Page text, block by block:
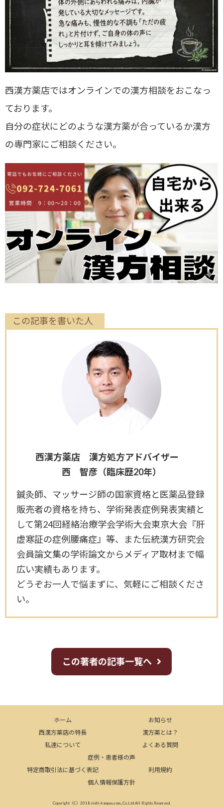
西漢方薬店ではオンラインでの漢方相談をおこなっ
ております。
自分の症状にどのような漢方薬が合っているか漢方
の専門家にご相談ください。
この記事を書いた人
西漢方薬店 漢方処方アドバイザー
西 智彦（臨床歴20年）
鍼灸師、マッサージ師の国家資格と医薬品登録
販売者の資格を持ち、学術発表症例発表実績と
して第24回経絡治療学会学術大会東京大会『肝
虚寒証の症例腰痛症』等、また伝統漢方研究会
会員論文集の学術論文からメディア取材まで幅
広い実績もあります。
どうぞお一人で悩まずに、気軽にご相談くださ
い。
この著者の記事一覧へ
ホーム
お知らせ
西漢方薬店の特長
漢方薬とは？
私達について
よくある質問
症例・患者様の声
特定商取引法に基づく表記
利用規約
個人情報保護方針
Copyright（C）2018 nishi-kanpou.com.,Co.Ltd All Rights Reserved.